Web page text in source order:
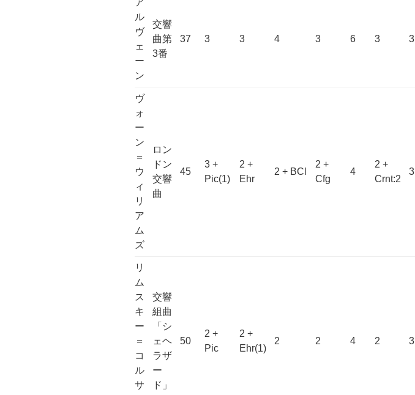
ア
ル
ヴ
ェ
ー
ン
交響
曲第
3番
37 3 3 4 3 6 3 3
ヴ
ォ
ー
ン
＝
ウ
ィ
リ
ア
ム
ズ
ロン
ドン
交響
曲
45
3 +
Pic(1)
2 +
Ehr
2 + BCl
2 +
Cfg
4
2 +
Crnt:2
3
リ
ム
ス
キ
ー
＝
コ
ル
サ
交響
組曲
「シ
ェヘ
ラザ
ー
ド」
50
2 +
Pic
2 +
Ehr(1)
2 2 4 2 3